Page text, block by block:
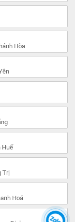
Hòa
Huế
Trị
Hoá